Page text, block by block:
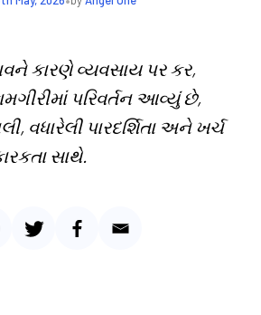
કારણે વ્યવસાય પર કર,
પરિવર્તન આવ્યું છે,
વધારેલી પારદર્શિતા અને ખર્ચ
સાથે.